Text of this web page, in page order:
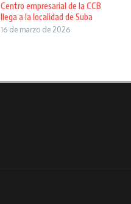
Centro empresarial de la CCB
llega a la localidad de Suba
16 de marzo de 2026